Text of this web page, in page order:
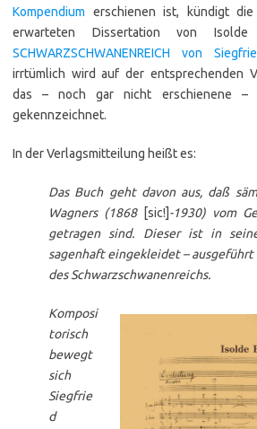
Kompendium erschienen ist, kündigt
erwarteten Dissertation von
SCHWARZSCHWANENREICH von
irrtümlich wird auf der entsprechenden
das – noch gar nicht erschienene –
gekennzeichnet.
In der Verlagsmitteilung heißt es:
Das Buch geht davon aus, daß
Wagners (1868 [sic!]-1930) vom
getragen sind. Dieser ist in
sagenhaft eingekleidet – ausgeführt
des Schwarzschwanenreichs.
Komposi
torisch
bewegt
sich
Siegfrie
d